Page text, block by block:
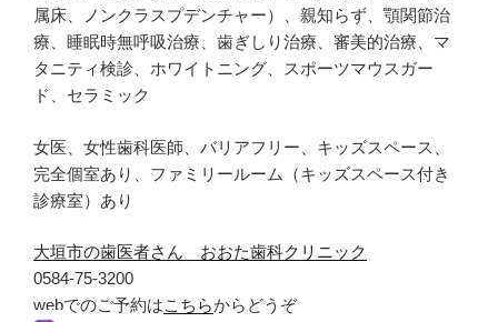
属床、ノンクラスプデンチャー）、親知らず、顎関節治
療、睡眠時無呼吸治療、歯ぎしり治療、審美的治療、マ
タニティ検診、ホワイトニング、スポーツマウスガー
ド、セラミック
女医、女性歯科医師、バリアフリー、キッズスペース、
完全個室あり、ファミリールーム（キッズスペース付き
診療室）あり
大垣市の歯医者さん おおた歯科クリニック
0584-75-3200
webでのご予約はこちらからどうぞ